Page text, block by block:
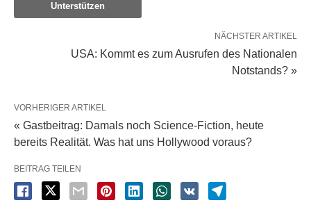
Unterstützen
NÄCHSTER ARTIKEL
USA: Kommt es zum Ausrufen des Nationalen
Notstands? »
VORHERIGER ARTIKEL
« Gastbeitrag: Damals noch Science-Fiction, heute
bereits Realität. Was hat uns Hollywood voraus?
BEITRAG TEILEN